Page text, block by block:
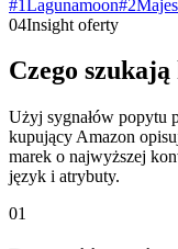
#1Lagunamoon#2
04Insight oferty
Czego
Użyj sygnałów popytu
kupujący Amazon
marek o najwyższej
język i atrybuty.
01